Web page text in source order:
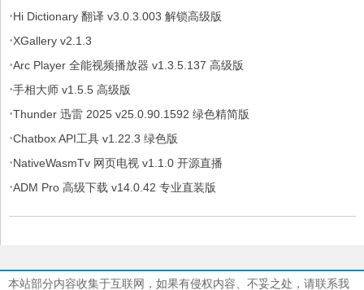
·Hi Dictionary 翻译 v3.0.3.003 解锁高级版
·XGallery v2.1.3
·Arc Player 全能视频播放器 v1.3.5.137 高级版
·手相大师 v1.5.5 高级版
·Thunder 迅雷 2025 v25.0.90.1592 绿色精简版
·Chatbox API工具 v1.22.3 绿色版
·NativeWasmTv 网页电视 v1.1.0 开源直播
·ADM Pro 高级下载 v14.0.42 专业直装版
本站部分内容收集于互联网，如果有侵权内容、不妥之处，请联系我